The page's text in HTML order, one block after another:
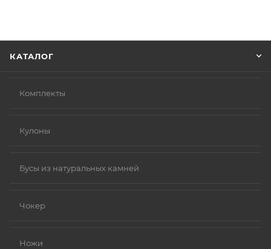
КАТАЛОГ
Комплекты
Кулоны
Бусы из натуральных камней
Чокер
Ножи